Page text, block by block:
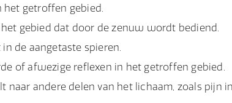
het getroffen gebied.
het gebied dat door de zenuw wordt bediend.
de aangetaste spieren.
of afwezige reflexen in het getroffen gebied.
naar andere delen van het lichaam, zoals pijn